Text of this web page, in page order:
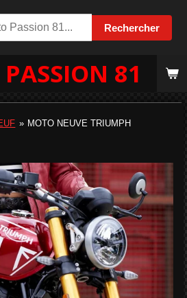
Rechercher
81
» MOTO NEUVE TRIUMPH